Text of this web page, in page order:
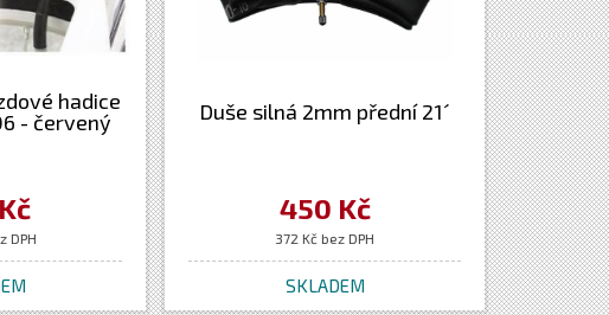
hadice
- červený
DPH
Duše silná 2mm přední 21´
450 Kč
372 Kč bez DPH
SKLADEM